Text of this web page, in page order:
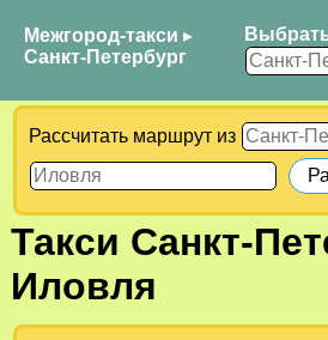
Межгород-такси ▸
Санкт-Петербург
Рассчитать маршрут из
Такси Санкт-
Иловля